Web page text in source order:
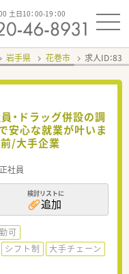
土日10：00-19：00
岩手県 花巻市 求人ID：
・ドラッグ併設の調
安心な就業が叶いま
/大手企業
正社員
検討リストに
追加
可
シフト制
大手チェーン